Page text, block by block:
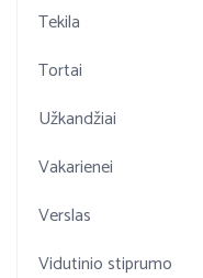
Tekila
Tortai
Užkandžiai
Vakarienei
Verslas
Vidutinio stiprumo